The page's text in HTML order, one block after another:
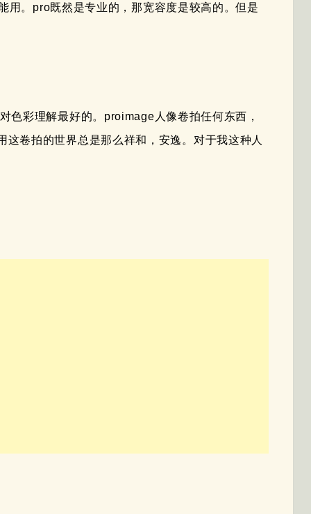
用。pro既然是专业的，那宽容度是较高的。但是
色彩理解最好的。proimage人像卷拍任何东西，
卷拍的世界总是那么祥和，安逸。对于我这种人